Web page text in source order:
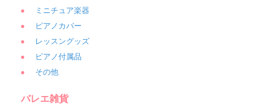
ミニチュア楽器
ピアノカバー
レッスングッズ
ピアノ付属品
その他
バレエ雑貨